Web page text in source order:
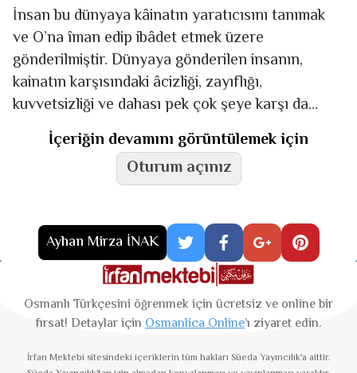
İnsan bu dünyaya kâinatın yaratıcısını tanımak
ve O’na îman edip ibâdet etmek üzere
gönderilmiştir. Dünyaya gönderilen insanın,
kainatın karşısındaki âcizliği, zayıflığı,
kuvvetsizliği ve dahası pek çok şeye karşı da
câhilliği dikkatinizi çekiyor mu? Acaba insanın
İçeriğin devamını görüntülemek için
Oturum açınız
Ayhan Mirza İNAK
Osmanlı Türkçesini öğrenmek için ücretsiz ve online bir
fırsat! Detaylar için Osmanlica Online’ı ziyaret edin.
İrfan Mektebi sitesindeki içeriklerin tüm hakları Süeda Yayıncılık'a aittir.